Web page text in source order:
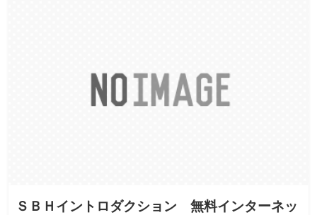
ＳＢＨイントロダクション 無料インターネッ